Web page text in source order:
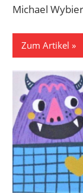
Michael
Zum Artikel